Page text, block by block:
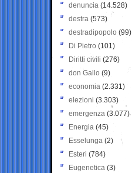
denuncia (14.528)
destra (573)
destradipopolo (99)
Di Pietro (101)
Diritti civili (276)
don Gallo (9)
economia (2.331)
elezioni (3.303)
emergenza (3.077)
Energia (45)
Esselunga (2)
Esteri (784)
Eugenetica (3)